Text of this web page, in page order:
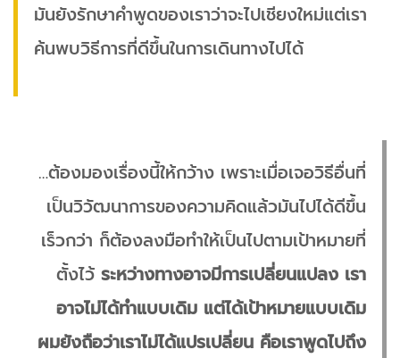
มันยังรักษาคำพูดของเราว่าจะไปเชียงใหม่แต่เรา
ค้นพบวิธีการที่ดีขึ้นในการเดินทางไปได้
…ต้องมองเรื่องนี้ให้กว้าง เพราะเมื่อเจอวิธีอื่นที่
เป็นวิวัฒนาการของความคิดแล้วมันไปได้ดีขึ้น
เร็วกว่า ก็ต้องลงมือทำให้เป็นไปตามเป้าหมายที่
ตั้งไว้ ระหว่างทางอาจมีการเปลี่ยนแปลง เรา
อาจไม่ได้ทำแบบเดิม แต่ได้เป้าหมายแบบเดิม
ผมยังถือว่าเราไม่ได้แปรเปลี่ยน คือเราพูดไปถึง